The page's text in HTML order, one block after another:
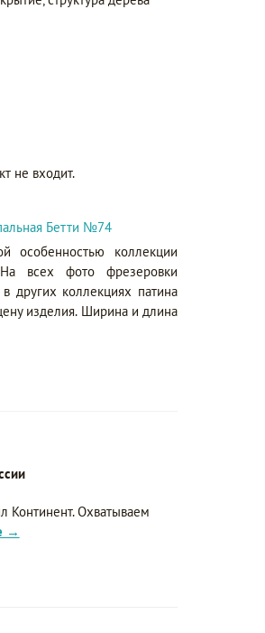
не входит.
Бетти №74
особенностью коллекции
всех фото фрезеровки
других коллекциях патина
изделия. Ширина и длина
Континент. Охватываем
→